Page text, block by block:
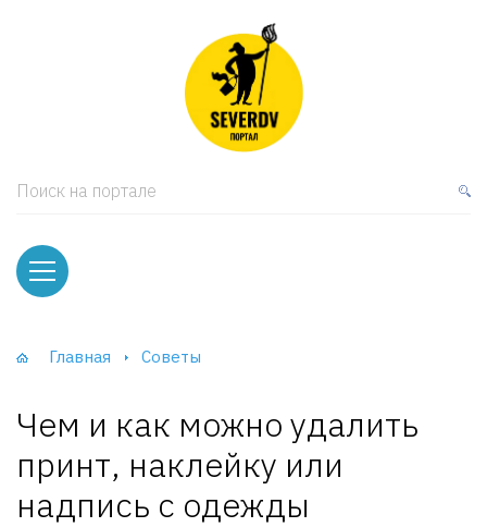
Поиск на портале
Главная Советы
Чем и как можно удалить
принт, наклейку или
надпись с одежды
и тумбы